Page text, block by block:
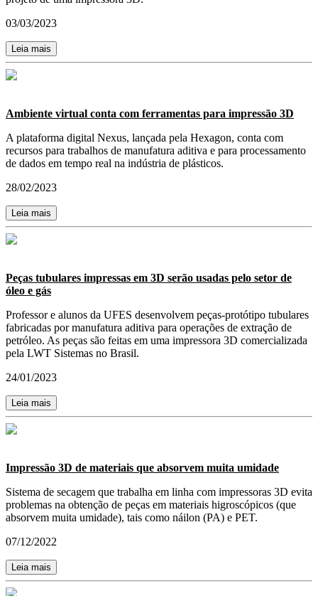
03/03/2023
Leia mais
Ambiente virtual conta com ferramentas para impressão 3D
A plataforma digital Nexus, lançada pela Hexagon, conta com
recursos para trabalhos de manufatura aditiva e para processamento
de dados em tempo real na indústria de plásticos.
28/02/2023
Leia mais
Peças tubulares impressas em 3D serão usadas pelo setor de
óleo e gás
Professor e alunos da UFES desenvolvem peças-protótipo tubulares
fabricadas por manufatura aditiva para operações de extração de
petróleo. As peças são feitas em uma impressora 3D comercializada
pela LWT Sistemas no Brasil.
24/01/2023
Leia mais
Impressão 3D de materiais que absorvem muita umidade
Sistema de secagem que trabalha em linha com impressoras 3D evita
problemas na obtenção de peças em materiais higroscópicos (que
absorvem muita umidade), tais como náilon (PA) e PET.
07/12/2022
Leia mais